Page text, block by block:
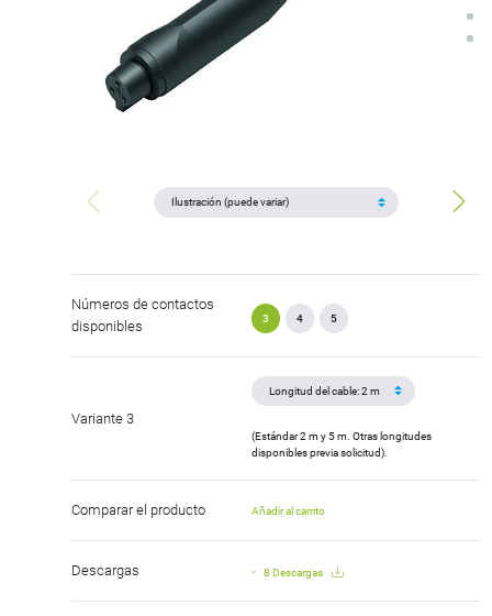
Números de contactos
disponibles
3 4 5
Variante 3
(Estándar 2 m y 5 m. Otras longitudes
disponibles previa solicitud).
Comparar el producto Añadir al carrito
Descargas 8 Descargas